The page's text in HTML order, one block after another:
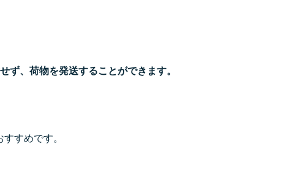
ず、荷物を発送することができます。
すめです。